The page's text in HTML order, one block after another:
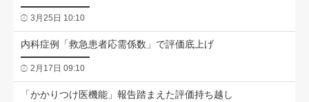
3月25日 10:10
内科症例「救急患者応需係数」で評価底上げ
2月17日 09:10
「かかりつけ医機能」報告踏まえた評価持ち越し